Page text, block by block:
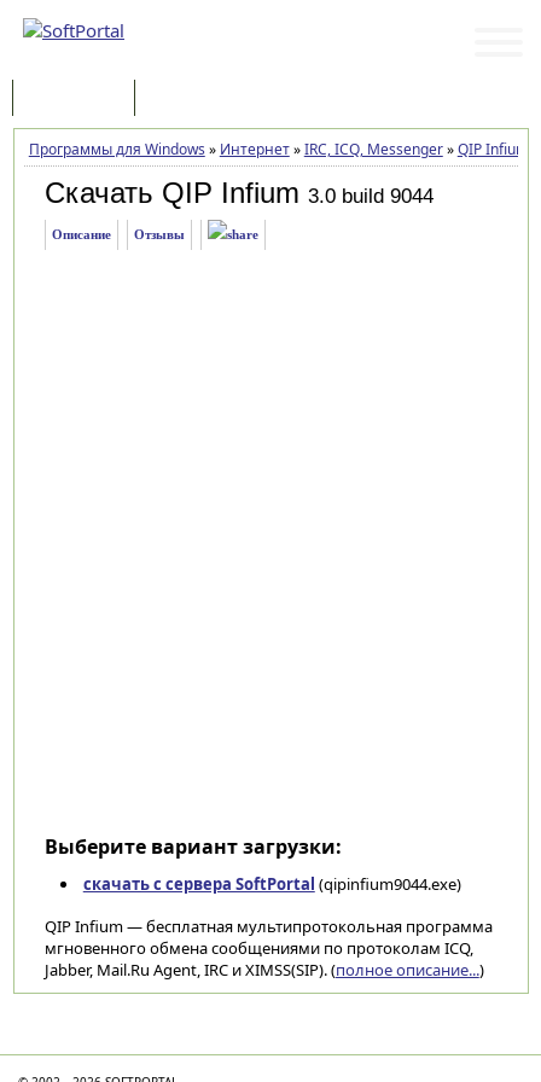
Программы для Windows » Интернет»IRC, ICQ, Messenger»QIP Infium
Скачать QIP Infium 3.0 build 9044
Описание Отзывы
Выберите вариант загрузки:
скачать с сервера SoftPortal (qipinfium9044.exe)
QIP Infium — бесплатная мультипротокольная программа
мгновенного обмена сообщениями по протоколам ICQ,
Jabber, Mail.Ru Agent, IRC и XIMSS(SIP). (полное описание...)